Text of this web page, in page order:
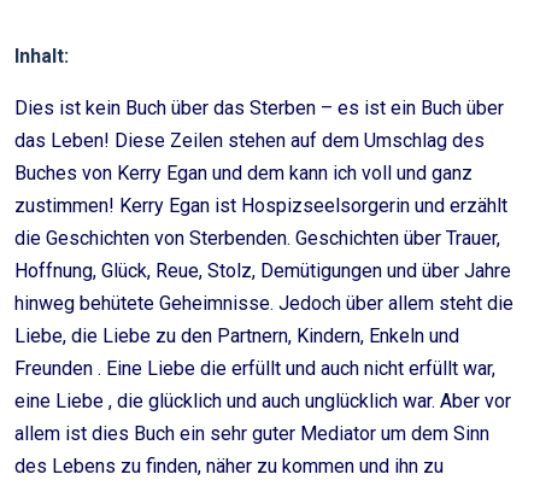
Inhalt:
Dies ist kein Buch über das Sterben – es ist ein Buch über
das Leben! Diese Zeilen stehen auf dem Umschlag des
Buches von Kerry Egan und dem kann ich voll und ganz
zustimmen! Kerry Egan ist Hospizseelsorgerin und erzählt
die Geschichten von Sterbenden. Geschichten über Trauer,
Hoffnung, Glück, Reue, Stolz, Demütigungen und über Jahre
hinweg behütete Geheimnisse. Jedoch über allem steht die
Liebe, die Liebe zu den Partnern, Kindern, Enkeln und
Freunden . Eine Liebe die erfüllt und auch nicht erfüllt war,
eine Liebe , die glücklich und auch unglücklich war. Aber vor
allem ist dies Buch ein sehr guter Mediator um dem Sinn
des Lebens zu finden, näher zu kommen und ihn zu